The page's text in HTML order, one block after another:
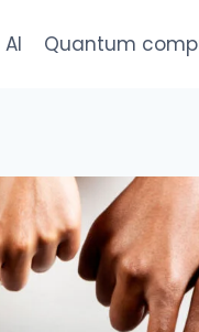
AI Quantum